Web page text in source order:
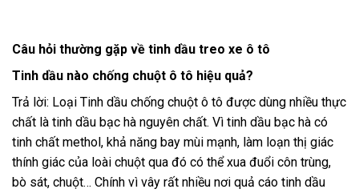
Câu hỏi thường gặp về tinh dầu treo xe ô tô
Tinh dầu nào chống chuột ô tô hiệu quả?
Trả lời: Loại Tinh dầu chống chuột ô tô được dùng nhiều thực
chất là tinh dầu bạc hà nguyên chất. Vì tinh dầu bạc hà có
tinh chất methol, khả năng bay mùi mạnh, làm loạn thị giác
thính giác của loài chuột qua đó có thể xua đuổi côn trùng,
bò sát, chuột… Chính vì vây rất nhiều nơi quả cáo tinh dầu